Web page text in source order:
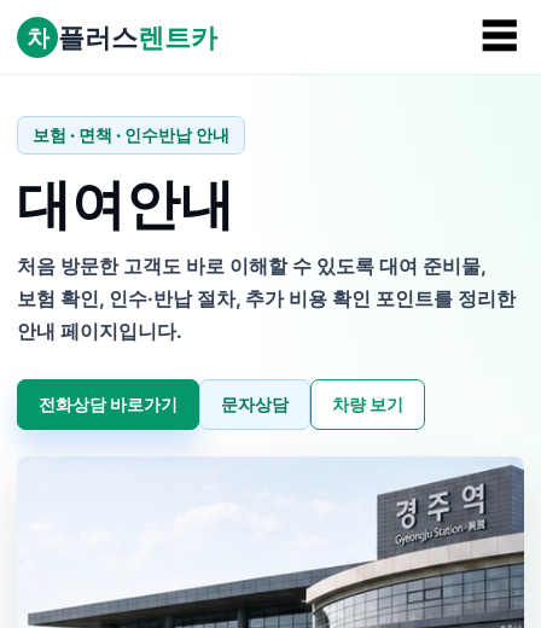
차 플러스렌트카 ☰
보험 · 면책 · 인수반납 안내
대여안내
처음 방문한 고객도 바로 이해할 수 있도록 대여 준비물,
보험 확인, 인수·반납 절차, 추가 비용 확인 포인트를 정리한
안내 페이지입니다.
전화상담 바로가기 문자상담 차량 보기